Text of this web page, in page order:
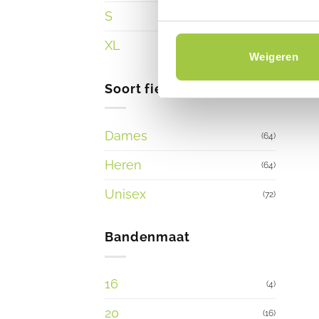
Weigeren
S
XL
Soort fiets
Dames (64)
Heren (64)
Unisex (72)
Bandenmaat
16 (4)
20 (16)